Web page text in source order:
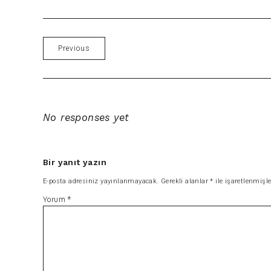
Previous
No responses yet
Bir yanıt yazın
E-posta adresiniz yayınlanmayacak. Gerekli alanlar* ile
Yorum*